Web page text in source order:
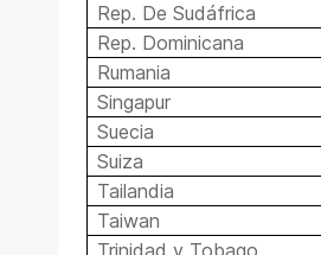
Rep. De Sudáfrica
Rep. Dominicana
Rumania
Singapur
Suecia
Suiza
Tailandia
Taiwan